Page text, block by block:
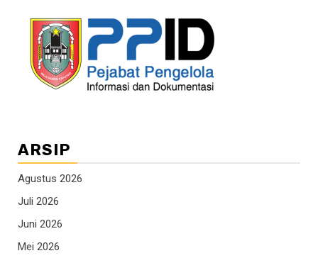
ARSIP
Agustus 2026
Juli 2026
Juni 2026
Mei 2026